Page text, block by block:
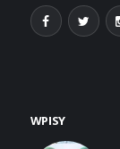
WPISY